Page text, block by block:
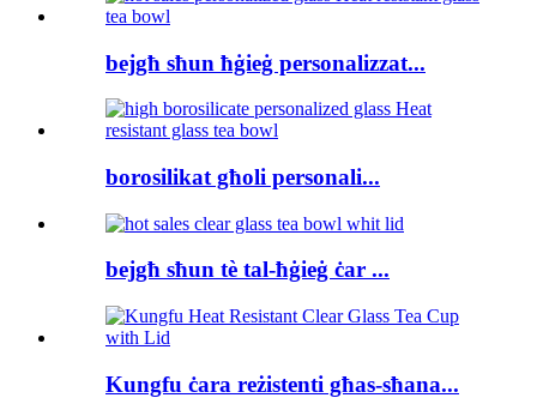
bejgħ sħun ħġieġ personalizzat...
borosilikat għoli personali...
bejgħ sħun tè tal-ħġieġ ċar ...
Kungfu ċara reżistenti għas-sħana...